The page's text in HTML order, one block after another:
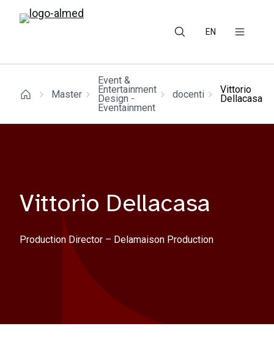
EN
Master
Event &
Entertainment
Design -
Eventainment
docenti Vittorio
Dellacasa
Vittorio Dellacasa
Production Director – Delamaison Production